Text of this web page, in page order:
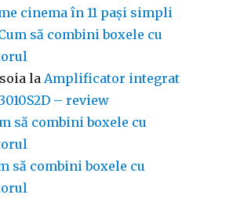
cinema în 11 pași simpli
să combini boxele cu
laAmplificator integrat
– review
să combini boxele cu
să combini boxele cu